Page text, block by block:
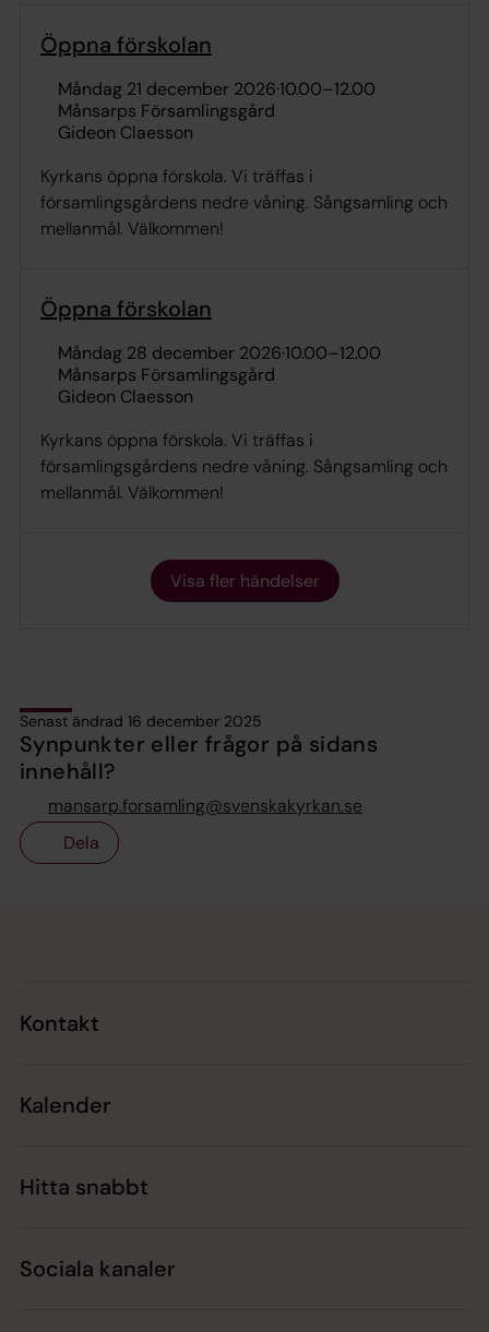
Öppna förskolan
måndag 21 december 2026·10.00–12.00
Månsarps Församlingsgård
Gideon Claesson
Kyrkans öppna förskola. Vi träffas i
församlingsgårdens nedre våning. Sångsamling och
mellanmål. Välkommen!
Öppna förskolan
måndag 28 december 2026·10.00–12.00
Månsarps Församlingsgård
Gideon Claesson
Kyrkans öppna förskola. Vi träffas i
församlingsgårdens nedre våning. Sångsamling och
mellanmål. Välkommen!
Visa fler händelser
Senast ändrad 16 december 2025
Synpunkter eller frågor på sidans
innehåll?
mansarp.forsamling@svenskakyrkan.se
Dela
Kontakt
Kalender
Hitta snabbt
Sociala kanaler